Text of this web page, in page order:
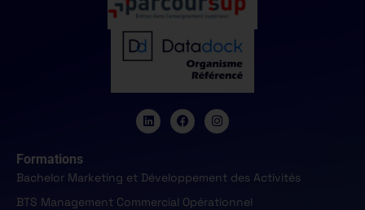
Formations
Bachelor Marketing et Développement des Activités
BTS Management Commercial Opérationnel